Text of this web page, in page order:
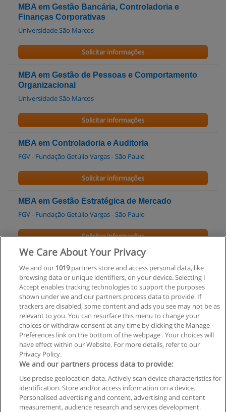
MBA em Gestão Bancária, Controladoria e
Finanças Corporativas
Universidade São Marcos
Solicitar informações
MBA em Gestão de Pessoas e Comportamento
Organizacional
Universidade São Marcos
Solicitar informações
MBA em Controladoria e Auditoria
FGV - Fundação Getúlio Vargas - São Paulo
Solicitar informações
MBA em Gestão Estratégica de Mercado
FGV - Fundação Getúlio Vargas - São Paulo
Solicitar informações
MBA em Gestão Estratégica e Econômica de
Projetos
FGV - Fundação Getúlio Vargas - São Paulo
Solicitar informações
Regras de uso
Privacidade de dados
Entrar em contato com Educaedu
We Care About Your Privacy
We and our 1019partners store and access personal data, like
browsing data or unique identifiers, on your device. Selecting I
Accept enables tracking technologies to support the purposes
shown under we and our partners process data to provide. If
trackers are disabled, some content and ads you see may not be as
relevant to you. You can resurface this menu to change your
choices or withdraw consent at any time by clicking the Manage
Preferences link on the bottom of the webpage . Your choices will
have effect within our Website. For more details, refer to our
Privacy Policy.
We and our partners process data to provide:
Use precise geolocation data. Actively scan device characteristics for
identification. Store and/or access information on a device.
Personalised advertising and content, advertising and content
measurement, audience research and services development.